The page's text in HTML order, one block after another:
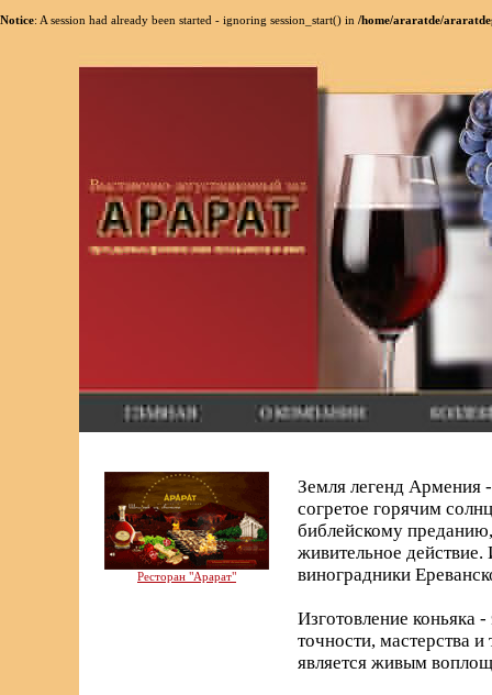
Notice: A session had already been started - ignoring session_start() in /home/araratde/
Ресторан "Арарат"
Земля легенд Армения
согретое горячим
библейскому
живительное
виноградники
Изготовление коньяка
точности, мастерства
является живым